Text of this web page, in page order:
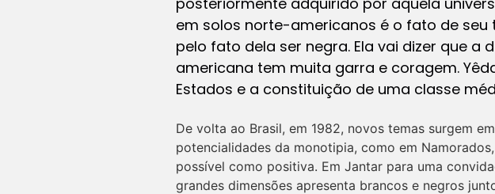
em solos norte-americanos é o fato de
pelo fato dela ser negra. Ela vai dizer que
americana tem muita garra e coragem.
Estados e a constituição de uma classe
De volta ao Brasil, em 1982, novos temas surgem
potencialidades da monotipia, como em
possível como positiva. Em Jantar para uma
grandes dimensões apresenta brancos e negros